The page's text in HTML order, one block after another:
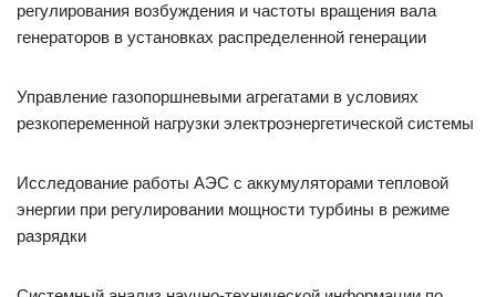
регулирования возбуждения и частоты вращения вала
генераторов в установках распределенной генерации
Управление газопоршневыми агрегатами в условиях
резкопеременной нагрузки электроэнергетической системы
Исследование работы АЭС с аккумуляторами тепловой
энергии при регулировании мощности турбины в режиме
разрядки